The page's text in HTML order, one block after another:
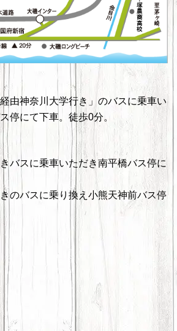
由神奈川大学行き」のバスに乗車い
停にて下車。徒歩0分。
バスに乗車いただき南平橋バス停に
のバスに乗り換え小熊天神前バス停